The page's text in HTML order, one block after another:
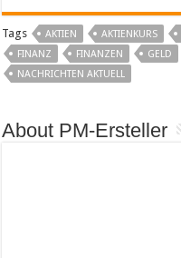
Tags AKTIEN AKTIENKURS
FINANZ
FINANZEN GELD
NACHRICHTEN AKTUELL
About PM-Ersteller